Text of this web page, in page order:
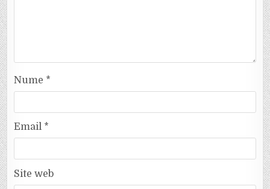
Nume *
Email *
Site web